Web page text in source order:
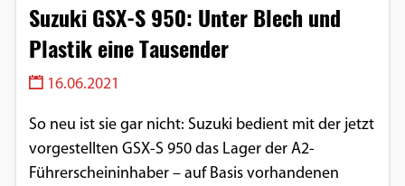
Suzuki GSX-S 950: Unter Blech und
Plastik eine Tausender
16.06.2021
So neu ist sie gar nicht: Suzuki bedient mit der jetzt
vorgestellten GSX-S 950 das Lager der A2-
Führerscheininhaber – auf Basis vorhandenen